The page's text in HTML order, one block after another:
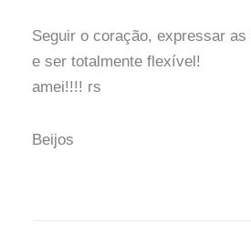
Seguir o coração, expressar
e ser totalmente flexível!
amei!!!! rs
Beijos